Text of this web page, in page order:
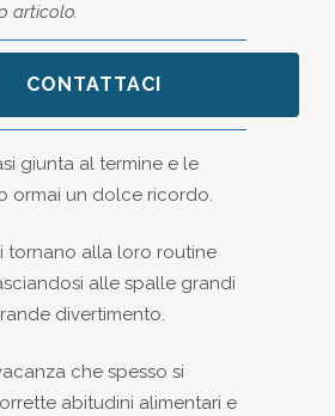
articolo.
CONTATTACI
giunta al termine e le
ormai un dolce ricordo.
tornano alla loro routine
alle spalle grandi
divertimento.
che spesso si
abitudini alimentari e